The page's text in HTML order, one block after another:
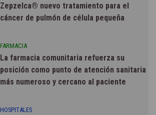
Zepzelca® nuevo tratamiento para el
cáncer de pulmón de célula pequeña
FARMACIA
La farmacia comunitaria refuerza su
posición como punto de atención sanitaria
más numeroso y cercano al paciente
HOSPITALES